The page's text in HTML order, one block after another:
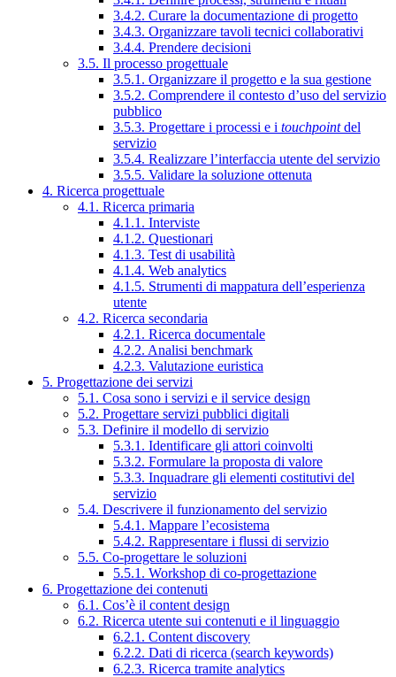
3.4.2. Curare la documentazione di progetto
3.4.3. Organizzare tavoli tecnici collaborativi
3.4.4. Prendere decisioni
3.5. Il processo progettuale
3.5.1. Organizzare il progetto e la sua gestione
3.5.2. Comprendere il contesto d’uso del servizio
pubblico
3.5.3. Progettare i processi e i touchpointdel
servizio
3.5.4. Realizzare l’interfaccia utente del servizio
3.5.5. Validare la soluzione ottenuta
4. Ricerca progettuale
4.1. Ricerca primaria
4.1.1. Interviste
4.1.2. Questionari
4.1.3. Test di usabilità
4.1.4. Web analytics
4.1.5. Strumenti di mappatura dell’esperienza
utente
4.2. Ricerca secondaria
4.2.1. Ricerca documentale
4.2.2. Analisi benchmark
4.2.3. Valutazione euristica
5. Progettazione dei servizi
5.1. Cosa sono i servizi e il service design
5.2. Progettare servizi pubblici digitali
5.3. Definire il modello di servizio
5.3.1. Identificare gli attori coinvolti
5.3.2. Formulare la proposta di valore
5.3.3. Inquadrare gli elementi costitutivi del
servizio
5.4. Descrivere il funzionamento del servizio
5.4.1. Mappare l’ecosistema
5.4.2. Rappresentare i flussi di servizio
5.5. Co-progettare le soluzioni
5.5.1. Workshop di co-progettazione
6. Progettazione dei contenuti
6.1. Cos’è il content design
6.2. Ricerca utente sui contenuti e il linguaggio
6.2.1. Content discovery
6.2.2. Dati di ricerca (search keywords)
6.2.3. Ricerca tramite analytics